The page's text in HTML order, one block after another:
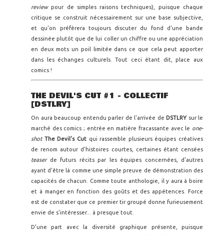
reviewpour de simples raisons techniques), puisque chaque
critique se construit nécessairement sur une base subjective,
et qu'on préfèrera toujours discuter du fond d'une bande
dessinée plutôt que de lui coller un chiffre ou une appréciation
en deux mots un poil limitée dans ce que cela peut apporter
dans les échanges culturels. Tout ceci étant dit, place aux
comics !
THE DEVIL'S CUT #1 - COLLECTIF
[DSTLRY]
On aura beaucoup entendu parler de l'arrivée de DSTLRY sur le
marché des comics ; entrée en matière fracassante avec le one-
shot The Devil's Cutqui rassemble plusieurs équipes créatives
de renom autour d'histoires courtes, certaines étant censées
teaser de futurs récits par les équipes concernées, d'autres
ayant d'être là comme une simple preuve de démonstration des
capacités de chacun. Comme toute anthologie, il y aura à boire
et à manger en fonction des goûts et des appétences. Force
est de constater que ce premier tir groupé donne furieusement
envie de s'intéresser... à presque tout.
D'une part avec la diversité graphique présente, puisque